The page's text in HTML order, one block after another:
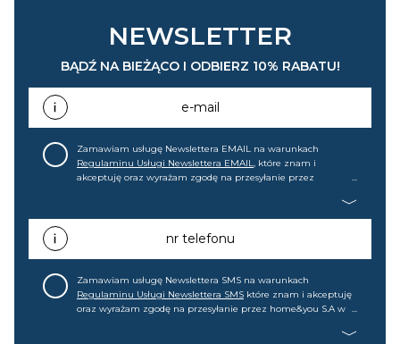
NEWSLETTER
BĄDŹ NA BIEŻĄCO I ODBIERZ 10% RABATU!
e-mail
Zamawiam usługę Newslettera EMAIL na warunkach
Regulaminu Usługi Newslettera EMAIL, które znam i
akceptuję oraz wyrażam zgodę na przesyłanie przez
promocjach, wyprzedażach). Wiem, że mogę tę zgodę w
każdej chwili cofnąć.nr telefonu
Zamawiam usługę Newslettera SMS na warunkach
Regulaminu Usługi Newslettera SMS które znam i akceptuję
oraz wyrażam zgodę na przesyłanie przez home&you S.A w